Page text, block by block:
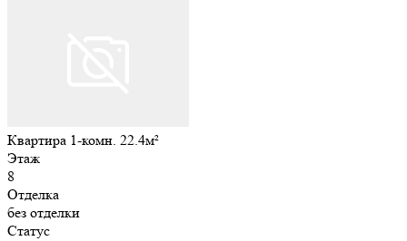
Квартира 1-комн. 22.4м²
Этаж
8
Отделка
без отделки
Статус